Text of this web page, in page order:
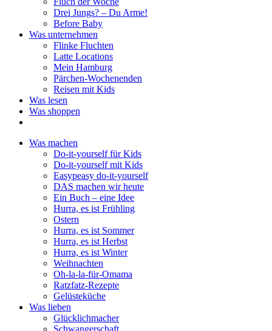
Drei Jungs? – Du Arme!
Before Baby
Was unternehmen
Flinke Fluchten
Latte Locations
Mein Hamburg
Pärchen-Wochenenden
Reisen mit Kids
Was lesen
Was shoppen
Was machen
Do-it-yourself für Kids
Do-it-yourself mit Kids
Easypeasy do-it-yourself
DAS machen wir heute
Ein Buch – eine Idee
Hurra, es ist Frühling
Ostern
Hurra, es ist Sommer
Hurra, es ist Herbst
Hurra, es ist Winter
Weihnachten
Oh-la-la-für-Omama
Ratzfatz-Rezepte
Gelüsteküche
Was lieben
Glücklichmacher
Schwangerschaft